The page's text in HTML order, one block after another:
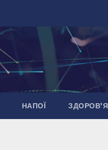
НАПОЇ ЗДОРОВ’Я